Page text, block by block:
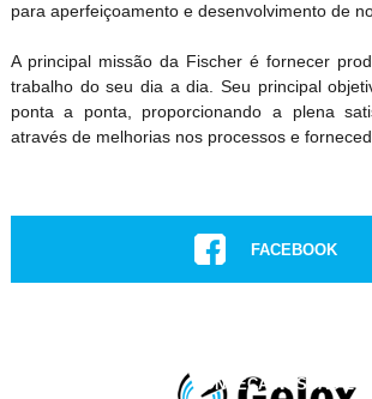
para aperfeiçoamento e desenvolvimento de
A principal missão da Fischer é fornecer
trabalho do seu dia a dia. Seu principal
ponta a ponta, proporcionando a plena
através de melhorias nos processos e
FACEBOOK
CONHEÇA NOSSAS